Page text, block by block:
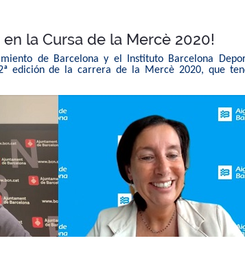
la Cursa de la Mercè 2020!
de Barcelona y el Instituto Barcelona
edición de la carrera de la Mercè 2020, que